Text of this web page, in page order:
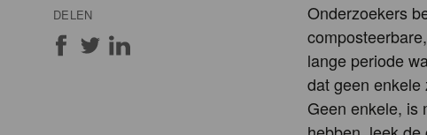
DELEN
Onderzoekers
lange periode
dat geen
Geen enkele, is